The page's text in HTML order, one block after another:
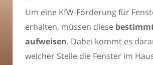
Um eine KfW-Förderung für
erhalten, müssen diese
aufweisen. Dabei kommt es
welcher Stelle die Fenster im